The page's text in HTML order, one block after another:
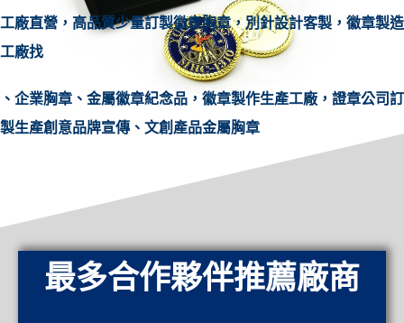
工廠直營，高品質少量訂製徽章胸章，別針設計客製，徽章製造
工廠找
、企業胸章、金屬徽章紀念品，徽章製作生產工廠，證章公司訂
製生產創意品牌宣傳、文創產品金屬胸章
最多合作夥伴推薦廠商